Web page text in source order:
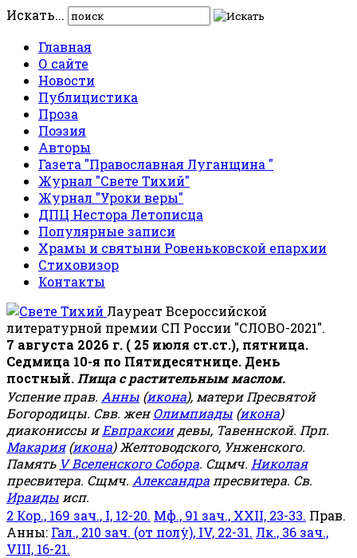
Искать...
Главная
О сайте
Новости
Публицистика
Проза
Поэзия
Авторы
Газета "Православная Луганщина "
Журнал "Свете Тихий"
Журнал "Уроки веры"
ДПЦ Нестора Летописца
Популярные записи
Храмы и святыни Ровеньковской епархии
Стиховизор
Контакты
Лауреат Всероссийской
литературной премии СП России "СЛОВО-2021".
7 августа 2026 г. ( 25 июля ст.ст.), пятница.
Седмица 10-я по Пятидесятнице. День
постный. Пища с растительным маслом.
Успение прав. Анны (икона), матери Пресвятой
Богородицы. Свв. женОлимпиады (икона)
диакониссы иЕвпраксиидевы, Тавеннской. Прп.
Макария(икона) Желтоводского, Унженского.
Память V Вселенского Собора. Сщмч. Николая
пресвитера. Сщмч. Александра пресвитера. Св.
Ираиды исп.
2 Кор., 169 зач., I, 12-20. Мф., 91 зач., XXII, 23-33. Прав.
Анны: Гал., 210 зач. (от полу́), IV, 22-31. Лк., 36 зач.,
VIII, 16-21.